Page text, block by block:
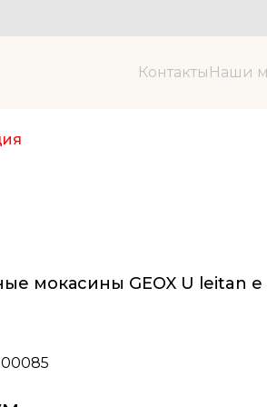
Контакты Наши
мокасины GEOX U leitan e